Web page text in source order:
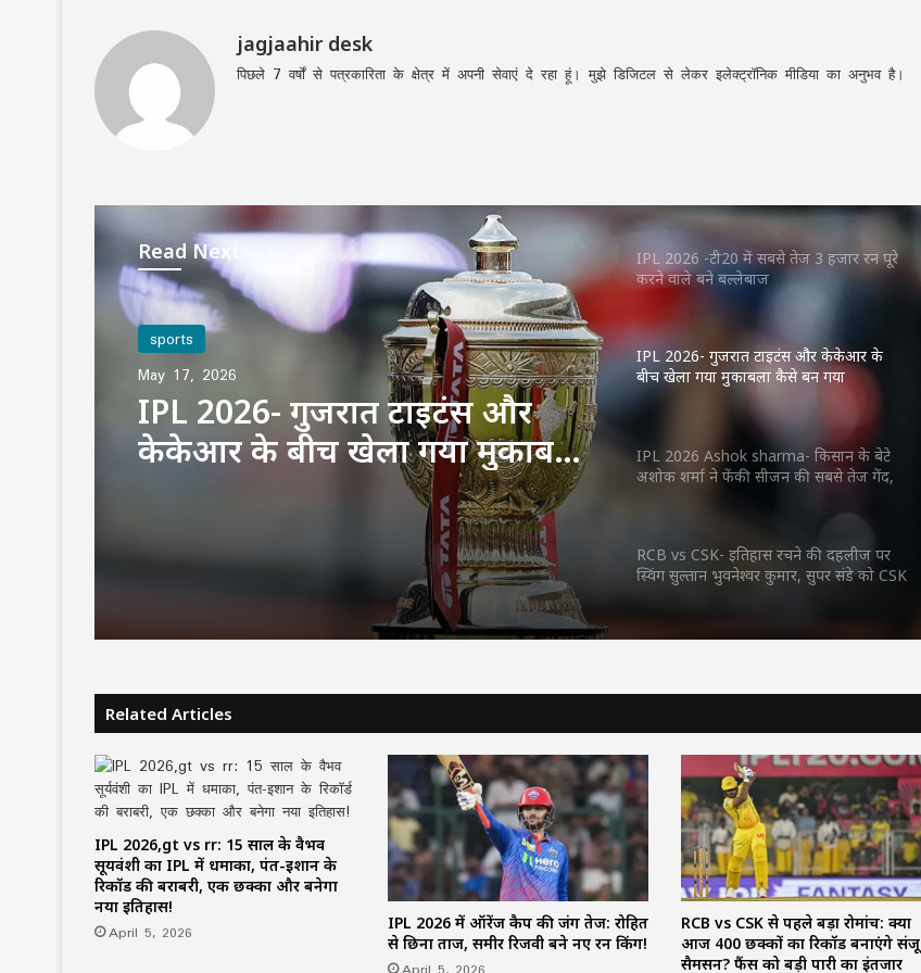
jagjaahir desk
पिछले 7 वर्षों से पत्रकारिता के क्षेत्र में अपनी सेवाएं दे रहा हूं। मुझे डिजिटल से लेकर इलेक्ट्रॉनिक मीडिया का अनुभव है।
Read Next
sports
May 17, 2026
IPL 2026- गुजरात टाइटंस और
केकेआर के बीच खेला गया मुकाबला
कैसे बन गया ऐतिहासिक
RCB vs CSK- इतिहास रचने की दहलीज पर
स्विंग सुल्तान भुवनेश्वर कुमार, सुपर संडे को CSK
IPL 2026 -टी20 में सबसे तेज 3 हजार रन पूरे
करने वाले बने बल्लेबाज
IPL 2026- गुजरात टाइटंस और केकेआर के
बीच खेला गया मुकाबला कैसे बन गया
ऐतिहासिक
IPL 2026 Ashok sharma- किसान के बेटे
अशोक शर्मा ने फेंकी सीजन की सबसे तेज गेंद,
RCB vs CSK- इतिहास रचने की दहलीज पर
स्विंग सुल्तान भुवनेश्वर कुमार, सुपर संडे को CSK
IPL 2026 -टी20 में सबसे तेज 3 हजार रन पूरे
करने वाले बने बल्लेबाज
IPL 2026- गुजरात टाइटंस और केकेआर के
बीच खेला गया मुकाबला कैसे बन गया
ऐतिहासिक
IPL 2026 Ashok sharma- किसान के बेटे
अशोक शर्मा ने फेंकी सीजन की सबसे तेज गेंद,
Related Articles
IPL 2026,gt vs rr: 15 साल के वैभव
सूर्यवंशी का IPL में धमाका, पंत-इशान के
रिकॉर्ड की बराबरी, एक छक्का और बनेगा
नया इतिहास!
April 5, 2026
IPL 2026 में ऑरेंज कैप की जंग तेज: रोहित
से छिना ताज, समीर रिजवी बने नए रन किंग!
RCB vs CSK से पहले बड़ा रोमांच: क्या
आज 400 छक्कों का रिकॉर्ड बनाएंगे संजू
सैमसन? फैंस को बड़ी पारी का इंतजार